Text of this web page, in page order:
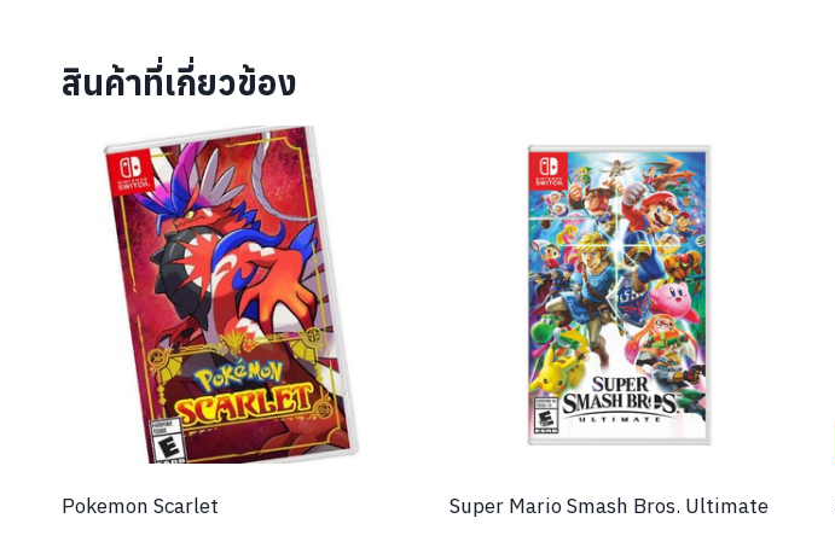
สินค้าที่เกี่ยวข้อง
Pokemon Scarlet Super Mario Smash Bros. Ultimate